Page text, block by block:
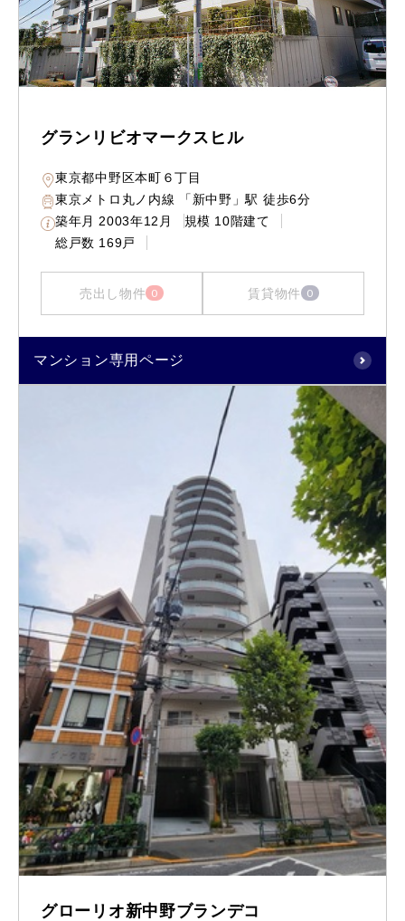
グランリビオマークスヒル
東京都中野区本町６丁目
東京メトロ丸ノ内線 「新中野」駅 徒歩6分
築年月 2003年12月 規模 10階建て
総戸数 169戸
売出し物件 0 賃貸物件 0
マンション専用ページ
グローリオ新中野ブランデコ